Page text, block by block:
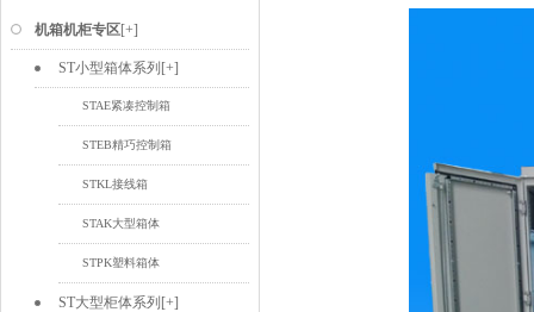
机箱机柜专区[+]
ST小型箱体系列 [+]
STAE紧凑控制箱
STEB精巧控制箱
STKL接线箱
STAK大型箱体
STPK塑料箱体
ST大型柜体系列 [+]